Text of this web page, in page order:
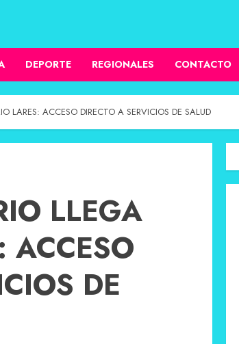
DEPORTE REGIONALES CONTACTO
LARES: ACCESO DIRECTO A SERVICIOS DE SALUD
LLEGA
ACCESO
DE